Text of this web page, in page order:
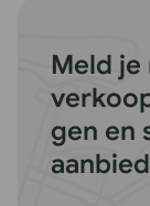
Meld je
gen en